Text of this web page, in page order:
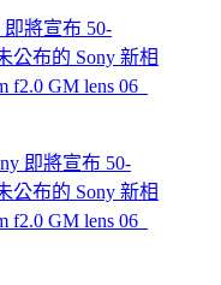
即將宣布 50-
公布的 Sony 新相
GM lens 06_